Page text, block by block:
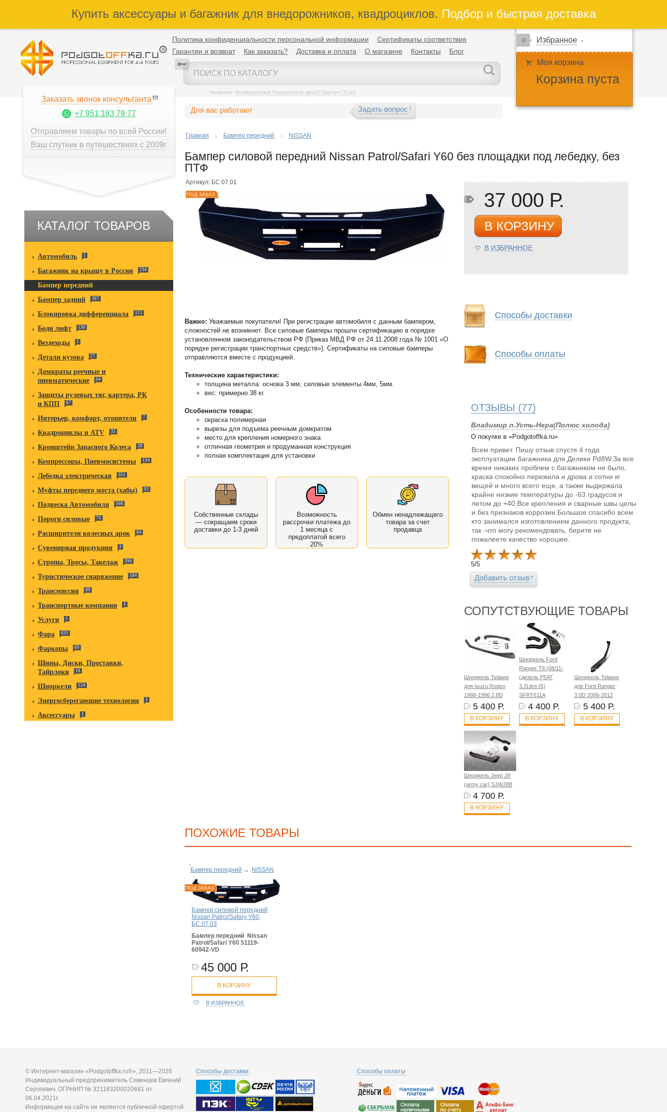
Купить аксессуары и багажник для внедорожников, квадроциклов.Подбор и быстрая доставка
Политика конфиденциальности персональной информации
Сертификаты соответствия
Гарантии и возврат
Как заказать? Доставка и оплата О магазине Контакты Блог
Например: Универсальные Расширители арок 3" (выступ 7,5 см)
0 Избранное
Моя корзина
Корзина пуста
Заказать звонок консультанта
+7 951 193 79 77
Отправляем товары по всей России!
Ваш спутник в путешествиях с 2009г
КАТАЛОГ ТОВАРОВ
Автомобиль 1
Багажник на крышу в России 234
Бампер передний
Бампер задний
367
Блокировка дифференциала 111
Боди лифт 130
Вездеходы 1
Детали кузова 27
Домкраты реечные и
пневматические
64
Защиты рулевых тяг, картера, РК
и КПП
67
Интерьер, комфорт, отопители 7
Квадроциклы и ATV 35
Кронштейн Запасного Колеса 28
Компрессоры, Пневмосистемы 134
Лебедка электрическая 351
Муфты переднего моста (хабы) 93
Подвеска Автомобиля 508
Пороги силовые 71
Расширители колесных арок 84
Сувенирная продукция 3
Стропы, Тросы, Такелаж 396
Туристическое снаряжение 184
Трансмиссия 89
Транспортные компании 1
Услуги 1
Фара 631
Фаркопы 69
Шины, Диски, Проставки,
Тайрлоки
18
Шноркели 124
Энергосберегающие технологии 1
Аксессуары 1
Для вас работают Задать вопрос
Главная Бампер передний NISSAN
Бампер силовой передний Nissan Patrol/Safari Y60 без площадки под лебедку, без
ПТФ
Артикул: БС.07.01
ПОД ЗАКАЗ
Важно: Уважаемые покупатели! При регистрации автомобиля с данным бампером,
сложностей не возникнет. Все силовые бамперы прошли сертификацию в порядке
установленном законодательством РФ (Приказ МВД РФ от 24.11.2008 года № 1001 «О
порядке регистрации транспортных средств»). Сертификаты на силовые бамперы
отправляются вместе с продукцией.
Технические характеристики:
толщина металла: основа 3 мм, силовые элементы 4мм, 5мм.
вес: примерно 38 кг.
Особенности товара:
окраска полимерная
вырезы для подъема реечным домкратом
место для крепления номерного знака
отличная геометрия и продуманная конструкция
полная комплектация для установки
Собственные склады
— сокращаем сроки
доставки до 1-3 дней
Возможность
рассрочки платежа до
1 месяца с
предоплатой всего
20%
Обмен ненадлежащего
товара за счет
продавца
37 000 Р.
В КОРЗИНУ
В ИЗБРАННОЕ
Способы доставки
Способы оплаты
ОТЗЫВЫ (77)
Владимир п.Усть-Нера(Полюс холода)
О покупке в «Podgotoffka.ru»
Всем привет. Пишу отзыв спустя 4 года
эксплуатации багажника для Делики Pd8W.За все
время никаких проблем с багажником не было,
краска спокойно пережила и дрова и сотни кг
вещей и много всего еще, а также выдержала
крайне низкие температуры до -63 градусов и
летом до +40.Все крепления и сварные швы целы
и без признаков коррозии.Большое спасибо всем
кто занимался изготовлением данного продукта,
так -что могу рекомендовать, берите не
пожалеете качество хорошее.
5/5
Добавить отзыв
СОПУТСТВУЮЩИЕ ТОВАРЫ
Шноркель Telawei
для Isuzu Rodeo
1988-1996 2.8D
5 400 Р.
В КОРЗИНУ
Шноркель Ford
Ranger T6 (08/11-
(дизель P5AT
3.2Litre-I5)
SFRT611A
4 400 Р.
В КОРЗИНУ
Шноркель Telawei
для Ford Ranger
3.0D 2006-2012
5 400 Р.
В КОРЗИНУ
Шноркель Jeep J8
(army car) SJWJ8B
4 700 Р.
В КОРЗИНУ
ПОХОЖИЕ ТОВАРЫ
Бампер передний → NISSAN
ПОД ЗАКАЗ
Бампер силовой передний
Nissan Patrol/Safary Y60,
БС.07.03
Бампер передний Nissan
Patrol/Safari Y60 51119-
60942-VD
45 000 Р.
В КОРЗИНУ
В ИЗБРАННОЕ
© Интернет-магазин «Podgotoffka.ru®», 2011—2026
Индивидуальный предприниматель Сивенцев Евгений
Сергеевич, ОГРНИП № 321183200020681 от
06.04.2021г.
Информация на сайте не является публичной офертой
Способы доставки Способы оплаты